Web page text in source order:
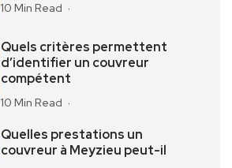
10 Min Read
Quels critères permettent
d’identifier un couvreur
compétent
10 Min Read
Quelles prestations un
couvreur à Meyzieu peut-il